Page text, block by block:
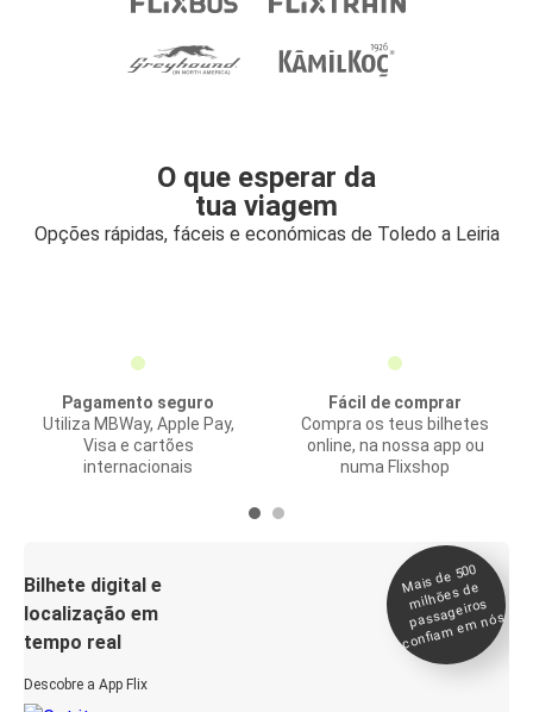
O que esperar da
tua viagem
Opções rápidas, fáceis e económicas de Toledo a Leiria
Pagamento seguro
Utiliza MBWay, Apple Pay,
Visa e cartões
internacionais
Fácil de comprar
Compra os teus bilhetes
online, na nossa app ou
numa Flixshop
Bilhete digital e
localização em
tempo real
Descobre a App Flix
Mais de 500
milhões de
passageiros
confia
m e
m nós